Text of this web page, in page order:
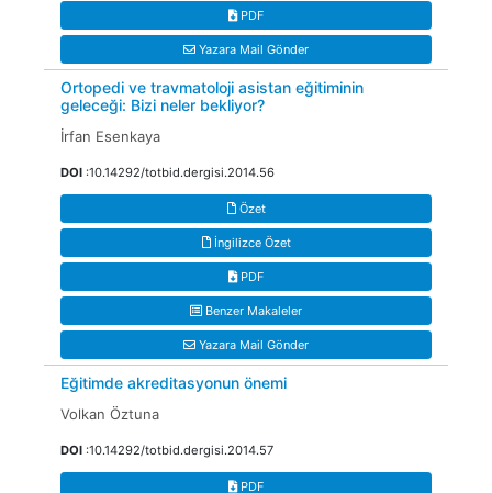
PDF
Yazara Mail Gönder
Ortopedi ve travmatoloji asistan eğitiminin
geleceği: Bizi neler bekliyor?
İrfan Esenkaya
DOI :10.14292/totbid.dergisi.2014.56
Özet
İngilizce Özet
PDF
Benzer Makaleler
Yazara Mail Gönder
Eğitimde akreditasyonun önemi
Volkan Öztuna
DOI :10.14292/totbid.dergisi.2014.57
PDF